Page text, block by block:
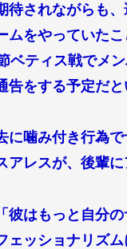
待されながらも
ムをやっていた
ベティス戦でメ
をする予定だと
に噛み付き行為
レスが、後輩に
彼はもっと自分
ェッショナリズ